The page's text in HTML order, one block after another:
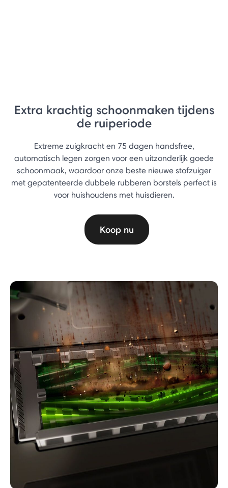
Extra krachtig schoonmaken tijdens
de ruiperiode
Extreme zuigkracht en 75 dagen handsfree,
automatisch legen zorgen voor een uitzonderlijk goede
schoonmaak, waardoor onze beste nieuwe stofzuiger
met gepatenteerde dubbele rubberen borstels perfect is
voor huishoudens met huisdieren.
Koop nu